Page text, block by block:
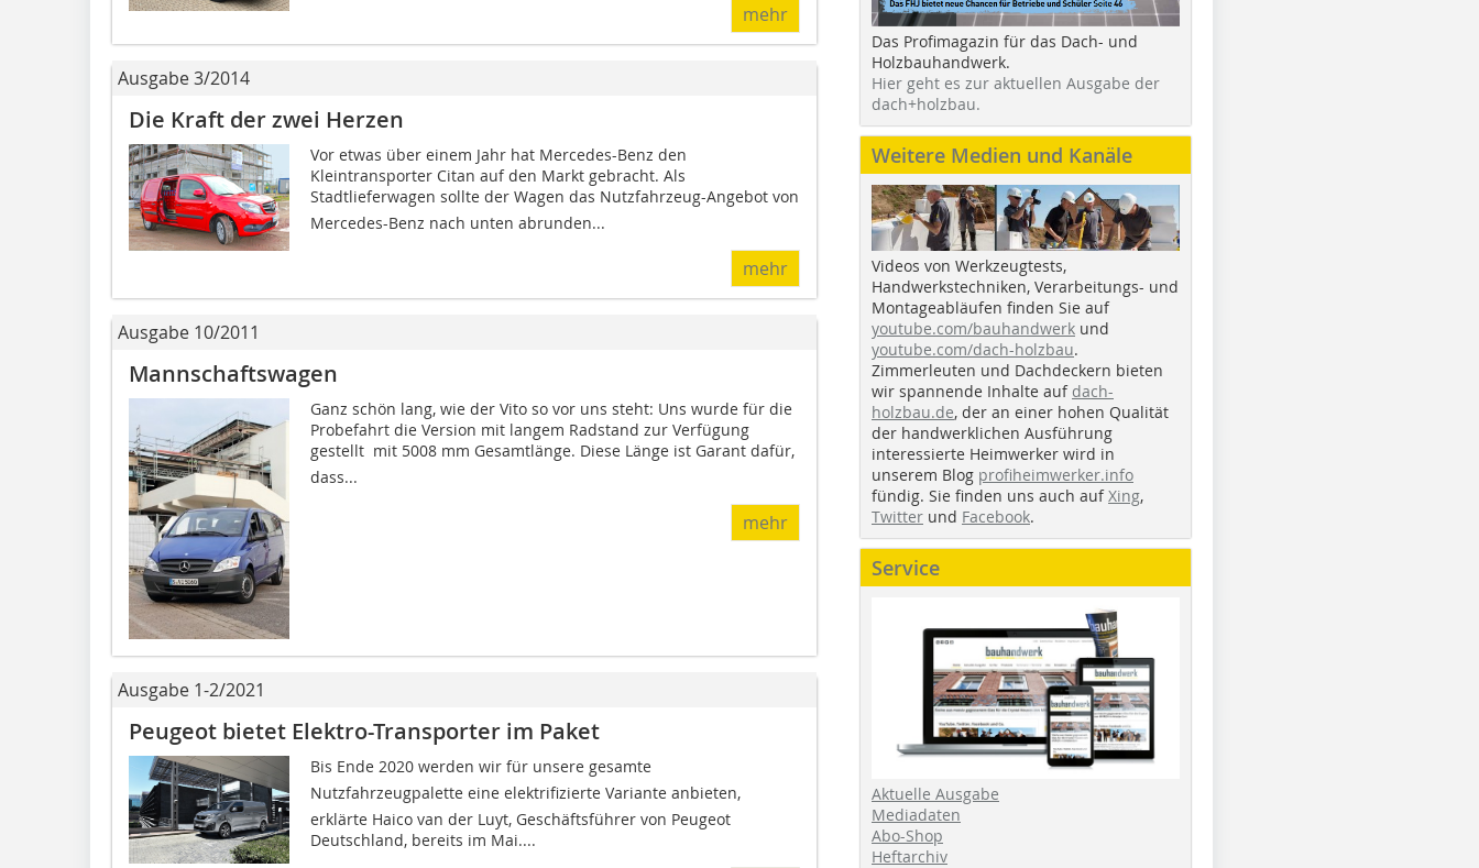
mehr
Ausgabe 3/2014
Die Kraft der zwei Herzen
Vor etwas über einem Jahr hat Mercedes-Benz den
Kleintransporter Citan auf den Markt gebracht. Als
Stadtlieferwagen sollte der Wagen das Nutzfahrzeug-Angebot von
Mercedes-Benz nach unten abrunden...
mehr
Ausgabe 10/2011
Mannschaftswagen
Ganz schön lang, wie der Vito so vor uns steht: Uns wurde für die
Probefahrt die Version mit langem Radstand zur Verfügung
gestellt  mit 5008 mm Gesamtlänge. Diese Länge ist Garant dafür,
dass...
mehr
Ausgabe 1-2/2021
Peugeot bietet Elektro-Transporter im Paket
Bis Ende 2020 werden wir für unsere gesamte
Nutzfahrzeugpalette eine elektrifizierte Variante anbieten,
erklärte Haico van der Luyt, Geschäftsführer von Peugeot
Deutschland, bereits im Mai....
Das Profimagazin für das Dach- und
Holzbauhandwerk.
Hier geht es zur aktuellen Ausgabe der
dach+holzbau.
Weitere Medien und Kanäle
Videos von Werkzeugtests,
Handwerkstechniken, Verarbeitungs- und
Montageabläufen finden Sie auf
youtube.com/bauhandwerk und
youtube.com/dach-holzbau.
Zimmerleuten und Dachdeckern bieten
wir spannende Inhalte auf dach-
holzbau.de, der an einer hohen Qualität
der handwerklichen Ausführung
interessierte Heimwerker wird in
unserem Blog profiheimwerker.info
fündig. Sie finden uns auch aufXing,
Twitter und Facebook.
Service
Aktuelle Ausgabe
Mediadaten
Abo-Shop
Heftarchiv